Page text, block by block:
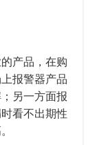
产品，在购
报警器产品
另一方面报
看不出期性